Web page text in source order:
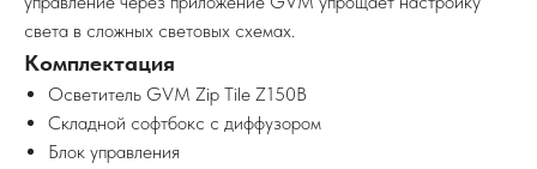
света в сложных световых схемах.
Комплектация
Осветитель GVM Zip Tile Z150B
Складной софтбокс с диффузором
Блок управления